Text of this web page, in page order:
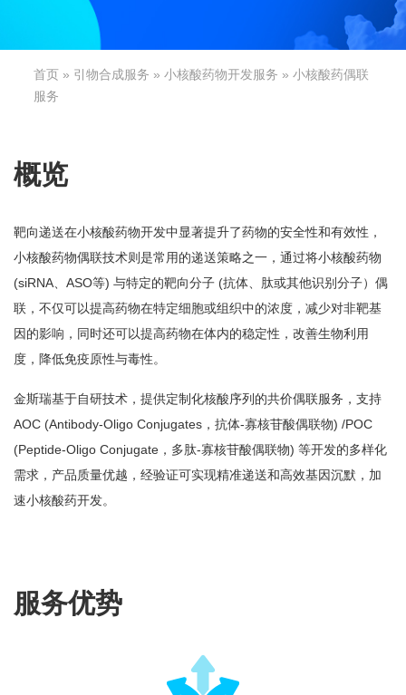
首页 » 引物合成服务 »小核酸药物开发服务 » 小核酸药偶联
服务
概览
靶向递送在小核酸药物开发中显著提升了药物的安全性和有效性，
小核酸药物偶联技术则是常用的递送策略之一，通过将小核酸药物
(siRNA、ASO等) 与特定的靶向分子 (抗体、肽或其他识别分子）偶
联，不仅可以提高药物在特定细胞或组织中的浓度，减少对非靶基
因的影响，同时还可以提高药物在体内的稳定性，改善生物利用
度，降低免疫原性与毒性。
金斯瑞基于自研技术，提供定制化核酸序列的共价偶联服务，支持
AOC (Antibody-Oligo Conjugates，抗体-寡核苷酸偶联物) /POC
(Peptide-Oligo Conjugate，多肽-寡核苷酸偶联物) 等开发的多样化
需求，产品质量优越，经验证可实现精准递送和高效基因沉默，加
速小核酸药开发。
服务优势